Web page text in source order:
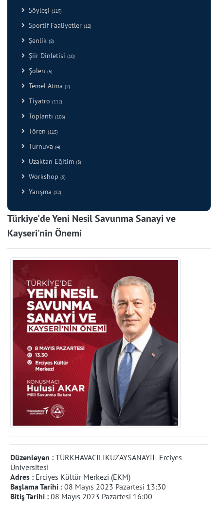
Söyleşi (119)
Sportif Faaliyetler (12)
Şenlik (8)
Şiir Dinletisi (10)
Şölen (5)
Temel Atma (2)
Tiyatro (112)
Toplantı (106)
Tören (115)
Turnuva (4)
Uzaktan Eğitim (3)
Workshop (9)
Yarışma (22)
Türkiye'de Yeni Nesil Savunma Sanayi ve
Kayseri'nin Önemi
Düzenleyen : TÜRKHAVACILIKUZAYSANAYİİ- Erciyes
Üniversitesi
Adres : Erciyes Kültür Merkezi (EKM)
Başlama Tarihi : 08 Mayıs 2023 Pazartesi 13:30
Bitiş Tarihi : 08 Mayıs 2023 Pazartesi 16:00